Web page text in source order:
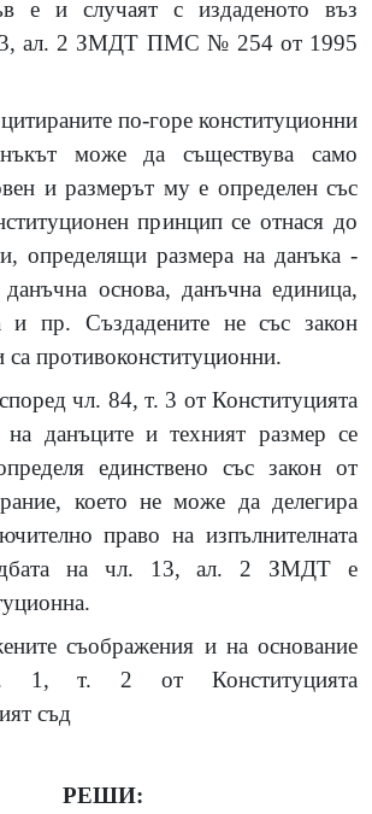
е и случаят с издаденото въз
ал. 2 ЗМДТ ПМС № 254 от 1995
по-горе конституционни
може да съществува само
и размерът му е определен със
принцип се отнася до
определящи размера на данъка -
основа, данъчна единица,
и пр. Създадените не със закон
противоконституционни.
чл. 84, т. 3 от Конституцията
на данъците и техният размер се
единствено със закон от
което не може да делегира
право на изпълнителната
на чл. 13, ал. 2 ЗМДТ е
съображения и на основание
1, т. 2 от Конституцията
съд
РЕШИ: